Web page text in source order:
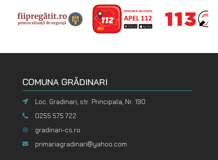
COMUNA GRĂDINARI
Loc. Gradinari, str. Principala, Nr. 190
0255 575 722
gradinari-cs.ro
primariagradinari@yahoo.com